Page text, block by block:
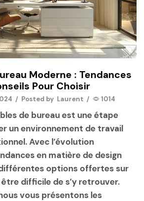
Moderne : Tendances
Pour Choisir
/ Posted by Laurent / 1014
de bureau est une étape
un environnement de travail
Avec l’évolution
en matière de design
options offertes sur
difficile de s’y retrouver.
vous présentons les